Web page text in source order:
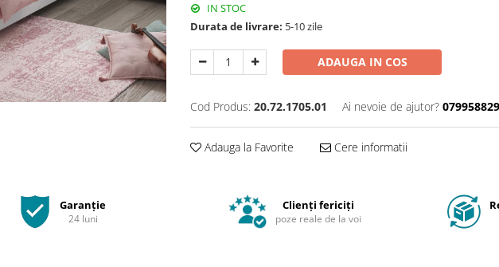
IN STOC
Durata de livrare: 5-10 zile
ADAUGA IN COS
Cod Produs: 20.72.1705.01 Ai nevoie de ajutor?
Adauga la Favorite Cere informatii
Garanție
24 luni
Clienți fericiți
poze reale de la voi